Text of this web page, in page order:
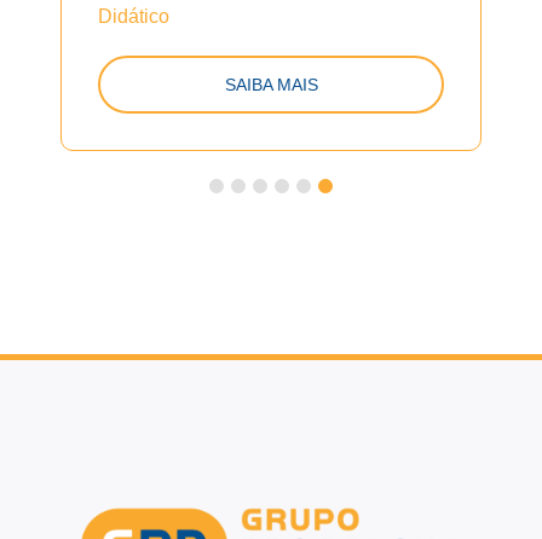
Didático
SAIBA MAIS